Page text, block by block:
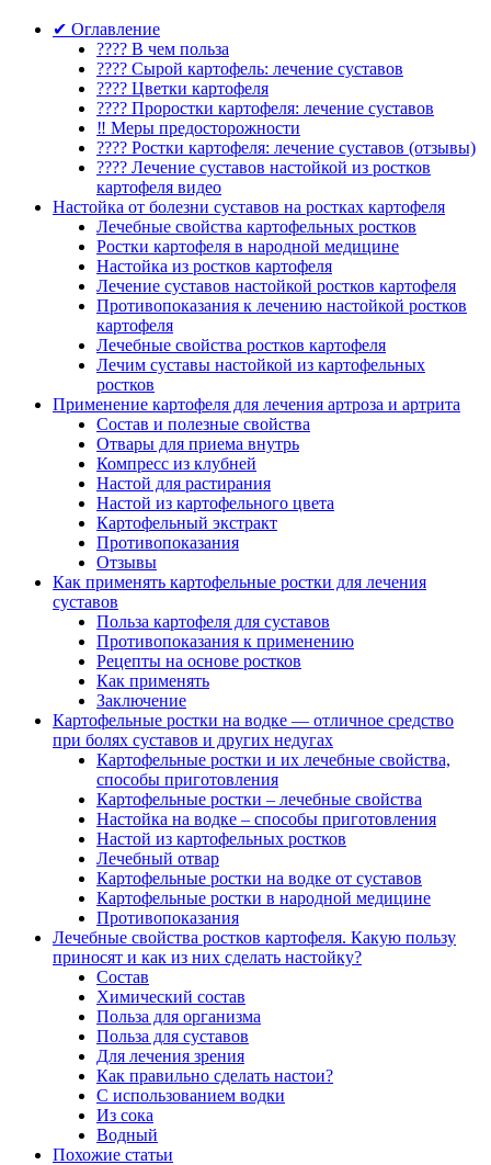
✔ Оглавление
???? В чем польза
???? Сырой картофель: лечение суставов
???? Цветки картофеля
???? Проростки картофеля: лечение суставов
‼ Меры предосторожности
???? Ростки картофеля: лечение суставов (отзывы)
???? Лечение суставов настойкой из ростков
картофеля видео
Настойка от болезни суставов на ростках картофеля
Лечебные свойства картофельных ростков
Ростки картофеля в народной медицине
Настойка из ростков картофеля
Лечение суставов настойкой ростков картофеля
Противопоказания к лечению настойкой ростков
картофеля
Лечебные свойства ростков картофеля
Лечим суставы настойкой из картофельных
ростков
Применение картофеля для лечения артроза и артрита
Состав и полезные свойства
Отвары для приема внутрь
Компресс из клубней
Настой для растирания
Настой из картофельного цвета
Картофельный экстракт
Противопоказания
Отзывы
Как применять картофельные ростки для лечения
суставов
Польза картофеля для суставов
Противопоказания к применению
Рецепты на основе ростков
Как применять
Заключение
Картофельные ростки на водке — отличное средство
при болях суставов и других недугах
Картофельные ростки и их лечебные свойства,
способы приготовления
Картофельные ростки – лечебные свойства
Настойка на водке – способы приготовления
Настой из картофельных ростков
Лечебный отвар
Картофельные ростки на водке от суставов
Картофельные ростки в народной медицине
Противопоказания
Лечебные свойства ростков картофеля. Какую пользу
приносят и как из них сделать настойку?
Состав
Химический состав
Польза для организма
Польза для суставов
Для лечения зрения
Как правильно сделать настои?
С использованием водки
Из сока
Водный
Похожие статьи